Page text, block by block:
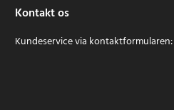
Kontakt os
Kundeservice via kontaktformularen: